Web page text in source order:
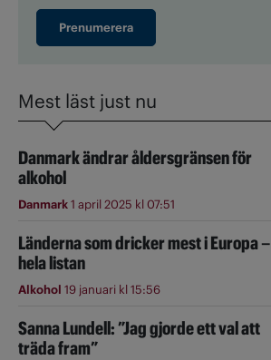
Prenumerera
Mest läst just nu
Danmark ändrar åldersgränsen för
alkohol
Danmark1 april 2025 kl 07:51
Länderna som dricker mest i Europa –
hela listan
Alkohol 19 januari kl 15:56
Sanna Lundell: ”Jag gjorde ett val att
träda fram”